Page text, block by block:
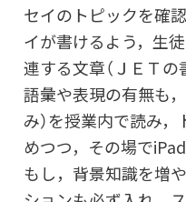
セイのトピックを確
イが書けるよう，生
連する文章（ＪＥＴ
語彙や表現の有無も
み）を授業内で読み
めつつ，その場で
もし，背景知識を増